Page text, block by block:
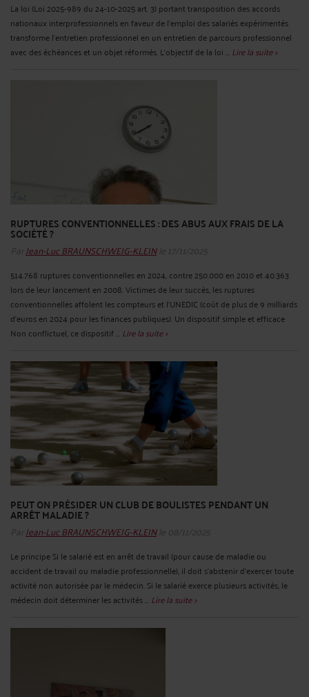
La loi (Loi 2025-989 du 24-10-2025 art. 3) portant transposition des accords
nationaux interprofessionnels en faveur de l’emploi des salariés expérimentés
transforme l’entretien professionnel en un entretien de parcours professionnel
avec des échéances et un objet réformés. L’objectif de la loi ... Lire la suite >
RUPTURES CONVENTIONNELLES : DES ABUS AUX FRAIS DE LA
SOCIÉTÉ ?
Par Jean-Luc BRAUNSCHWEIG-KLEINle 17/11/2025
514.768 ruptures conventionnelles en 2024, contre 250.000 en 2010 et 40.363
lors de leur lancement en 2008. Victimes de leur succès, les ruptures
conventionnelles affolent les compteurs et l’UNEDIC (coût de plus de 9 milliards
d’euros en 2024 pour les finances publiques). Un dispositif simple et efficace
Non conflictuel, ce dispositif ... Lire la suite >
PEUT ON PRÉSIDER UN CLUB DE BOULISTES PENDANT UN
ARRÊT MALADIE ?
Par Jean-Luc BRAUNSCHWEIG-KLEINle 08/11/2025
Le principe Si le salarié est en arrêt de travail (pour cause de maladie ou
accident de travail ou maladie professionnelle), il doit s'abstenir d'exercer toute
activité non autorisée par le médecin. Si le salarié exerce plusieurs activités, le
médecin doit déterminer les activités ... Lire la suite >